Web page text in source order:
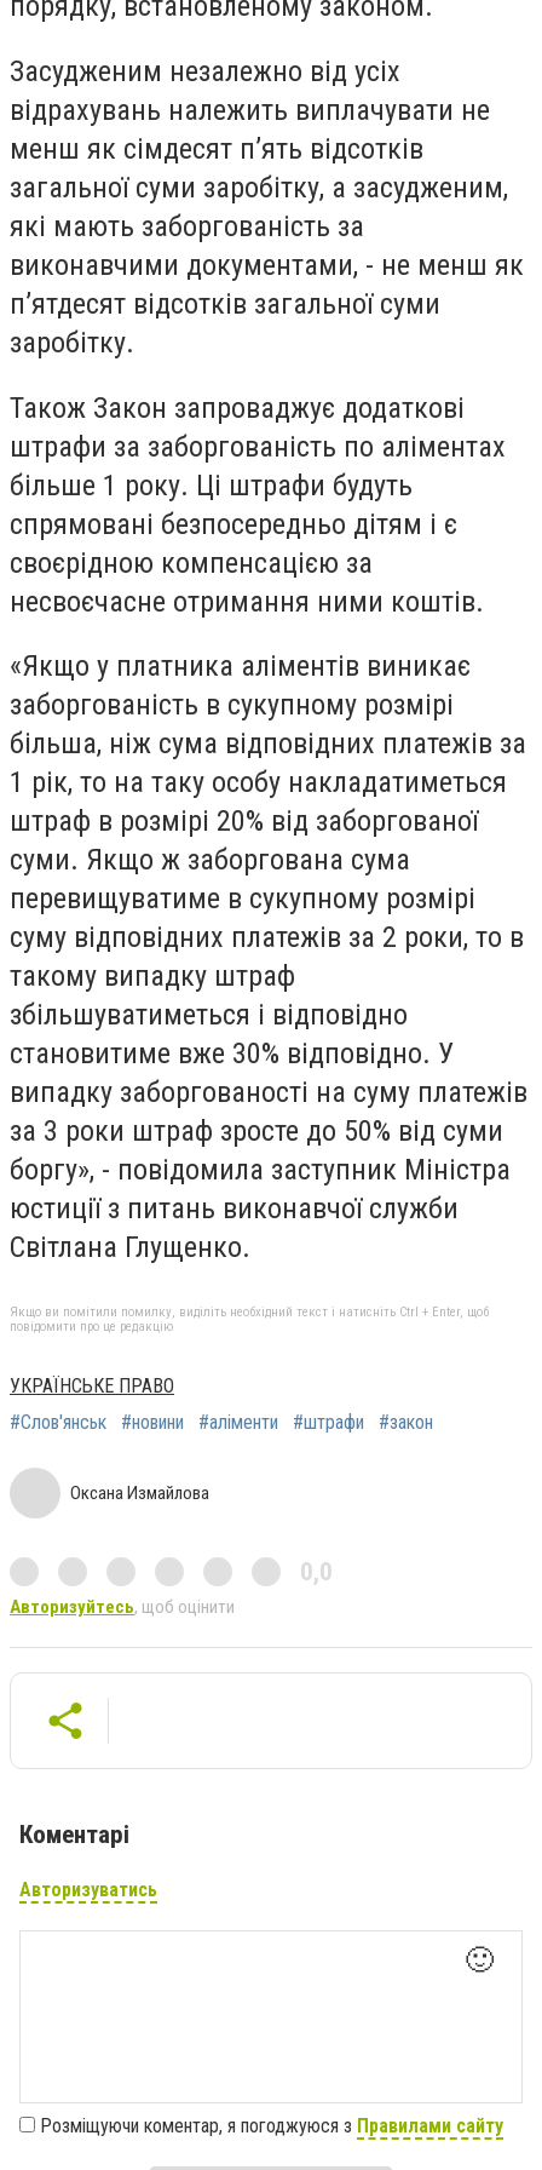
Засудженим незалежно від усіх
відрахувань належить виплачувати не
менш як сімдесят п’ять відсотків
загальної суми заробітку, а засудженим,
які мають заборгованість за
виконавчими документами, - не менш як
п’ятдесят відсотків загальної суми
заробітку.
Також Закон запроваджує додаткові
штрафи за заборгованість по аліментах
більше 1 року. Ці штрафи будуть
спрямовані безпосередньо дітям і є
своєрідною компенсацією за
несвоєчасне отримання ними коштів.
«Якщо у платника аліментів виникає
заборгованість в сукупному розмірі
більша, ніж сума відповідних платежів за
1 рік, то на таку особу накладатиметься
штраф в розмірі 20% від заборгованої
суми. Якщо ж заборгована сума
перевищуватиме в сукупному розмірі
суму відповідних платежів за 2 роки, то в
такому випадку штраф
збільшуватиметься і відповідно
становитиме вже 30% відповідно. У
випадку заборгованості на суму платежів
за 3 роки штраф зросте до 50% від суми
боргу», - повідомила заступник Міністра
юстиції з питань виконавчої служби
Світлана Глущенко.
Якщо ви помітили помилку, виділіть необхідний текст і натисніть Ctrl + Enter, щоб
повідомити про це редакцію
УКРАЇНСЬКЕ ПРАВО
#Слов'янськ
#новини #аліменти #штрафи #закон
Оксана Измайлова
0,0
Авторизуйтесь, щоб оцінити
Коментарі
Авторизуватись
🙂
Розміщуючи коментар, я погоджуюся з Правилами сайту